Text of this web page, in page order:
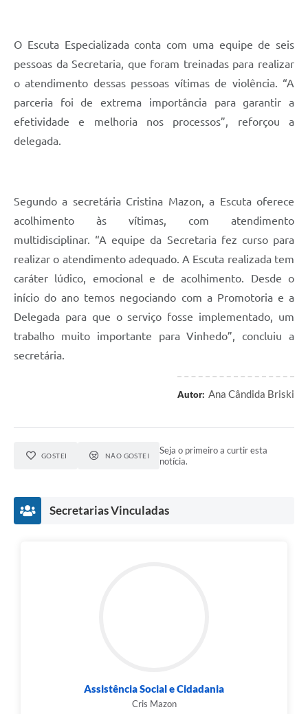
O Escuta Especializada conta com uma equipe de seis
pessoas da Secretaria, que foram treinadas para realizar
o atendimento dessas pessoas vítimas de violência. “A
parceria foi de extrema importância para garantir a
efetividade e melhoria nos processos”, reforçou a
delegada.
Segundo a secretária Cristina Mazon, a Escuta oferece
acolhimento às vítimas, com atendimento
multidisciplinar. “A equipe da Secretaria fez curso para
realizar o atendimento adequado. A Escuta realizada tem
caráter lúdico, emocional e de acolhimento. Desde o
início do ano temos negociando com a Promotoria e a
Delegada para que o serviço fosse implementado, um
trabalho muito importante para Vinhedo”, concluiu a
secretária.
Autor: Ana Cândida Briski
GOSTEI NÃO GOSTEI
Seja o primeiro a curtir esta
notícia.
Secretarias Vinculadas
Assistência Social e Cidadania
Cris Mazon